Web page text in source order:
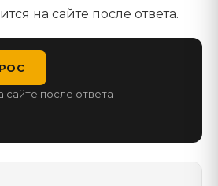
на сайте после ответа.
сайте после ответа